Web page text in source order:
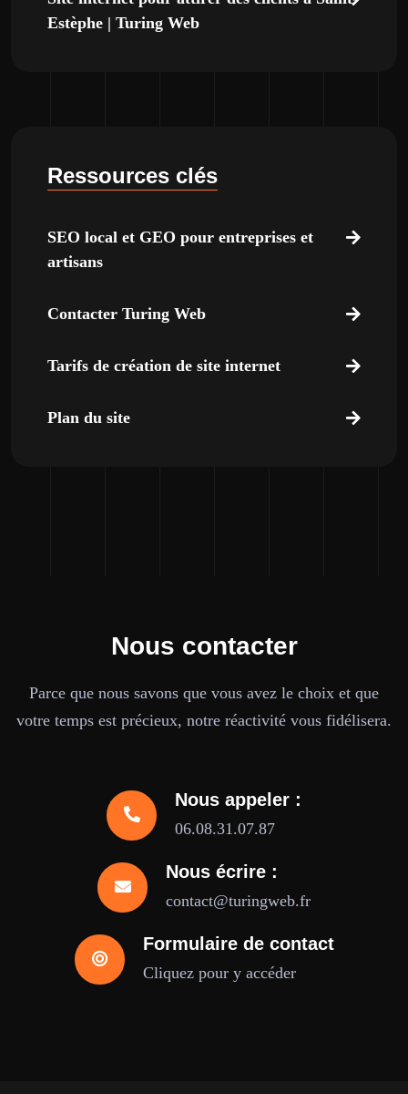
Estèphe | Turing Web
Ressources clés
SEO local et GEO pour entreprises et
artisans
Contacter Turing Web
Tarifs de création de site internet
Plan du site
Nous contacter
Parce que nous savons que vous avez le choix et que
votre temps est précieux, notre réactivité vous fidélisera.
Nous appeler :
06.08.31.07.87
Nous écrire :
contact@turingweb.fr
Formulaire de contact
Cliquez pour y accéder